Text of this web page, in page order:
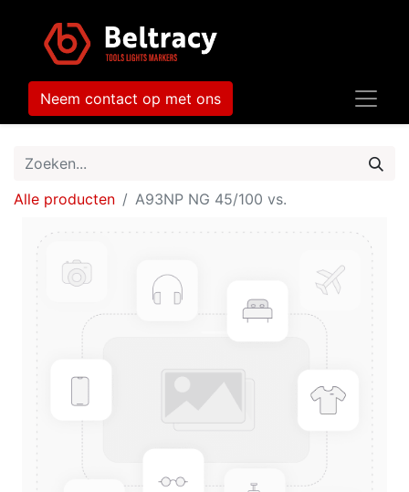
Neem contact op met ons
Alle producten A93NP NG 45/100 vs.